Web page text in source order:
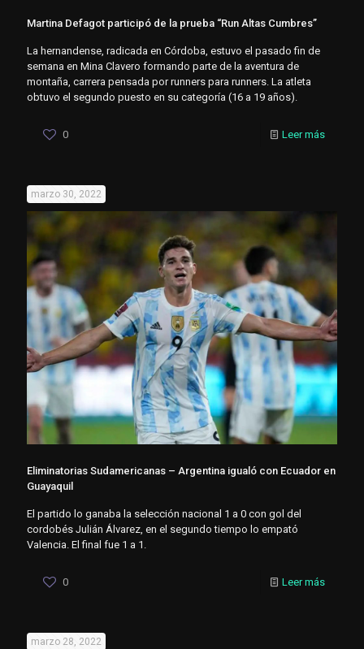
Martina Defagot participó de la prueba “Run Altas Cumbres”
La hernandense, radicada en Córdoba, estuvo el pasado fin de
semana en Mina Clavero formando parte de la aventura de
montaña, carrera pensada por runners para runners. La atleta
obtuvo el segundo puesto en su categoría (16 a 19 años).
0 Leer más
marzo 30, 2022
Eliminatorias Sudamericanas – Argentina igualó con Ecuador en
Guayaquil
El partido lo ganaba la selección nacional 1 a 0 con gol del
cordobés Julián Álvarez, en el segundo tiempo lo empató
Valencia. El final fue 1 a 1.
0 Leer más
marzo 28, 2022